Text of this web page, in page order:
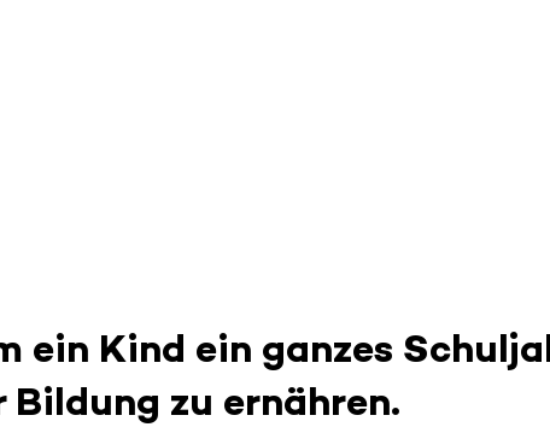
ein Kind ein ganzes
Bildung zu ernähren.